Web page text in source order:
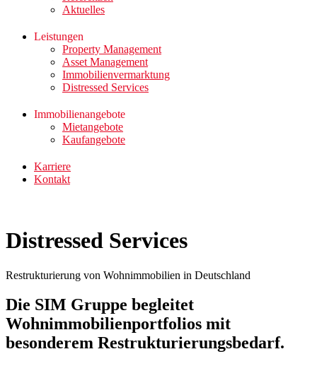
Aktuelles
Leistungen
Property Management
Asset Management
Immobilienvermarktung
Distressed Services
Immobilienangebote
Mietangebote
Kaufangebote
Karriere
Kontakt
Distressed Services
Restrukturierung von Wohnimmobilien in Deutschland
Die SIM Gruppe begleitet
Wohnimmobilienportfolios mit
besonderem Restrukturierungsbedarf.